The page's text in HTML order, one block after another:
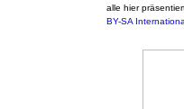
alle hier
BY-SA